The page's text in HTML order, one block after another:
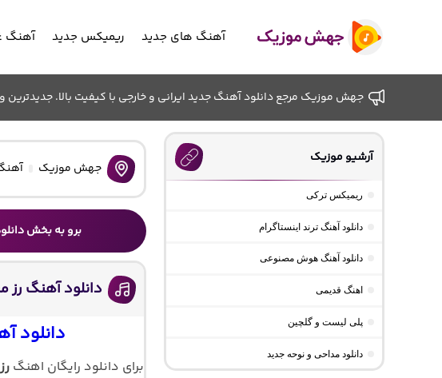
آهنگ های جدید ریمیکس جدید آهنگ
جهش موزیک مرجع دانلود آهنگ جدید ایرانی و خارجی با کیفیت بالا.
جهش موزیک
برو به بخش
دانلود آهنگ رز
دانلود
برای دانلود رایگان اهنگ
آرشیو موزیک
ریمیکس ترکی
دانلود آهنگ ترند اینستاگرام
دانلود آهنگ هوش مصنوعی
اهنگ قدیمی
پلی لیست و گلچین
دانلود مداحی و نوحه جدید